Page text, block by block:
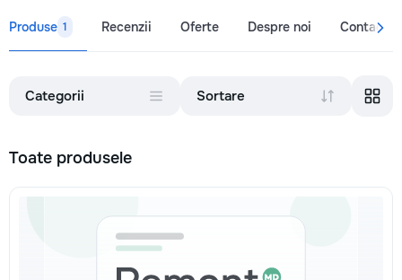
Produse 1 Recenzii Oferte Despre noi Contacte
Categorii Sortare
Toate produsele